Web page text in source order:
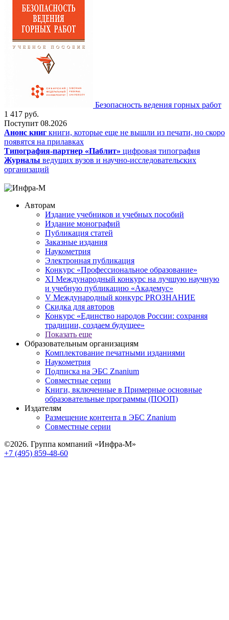
Безопасность ведения горных работ
1 417 руб.
Поступит 08.2026
Анонс книг книги, которые еще не вышли из печати, но скоро
появятся на прилавках
Типография-партнер «Паблит» цифровая типография
Журналы ведущих вузов и научно-исследовательских
организаций
Авторам
Издание учебников и учебных пособий
Издание монографий
Публикация статей
Заказные издания
Наукометрия
Электронная публикация
Конкурс «Профессиональное образование»
XI Международный конкурс на лучшую научную
и учебную публикацию «Академус»
V Международный конкурс PROЗНАНИЕ
Скидка для авторов
Конкурс «Единство народов России: сохраняя
традиции, создаем будущее»
Показать еще
Образовательным организациям
Комплектование печатными изданиями
Наукометрия
Подписка на ЭБС Znanium
Совместные серии
Книги, включенные в Примерные основные
образовательные программы (ПООП)
Издателям
Размещение контента в ЭБС Znanium
Совместные серии
©2026. Группа компаний «Инфра-М»
+7 (495) 859-48-60